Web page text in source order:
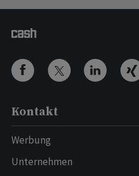
Kontakt
Werbung
Unternehmen